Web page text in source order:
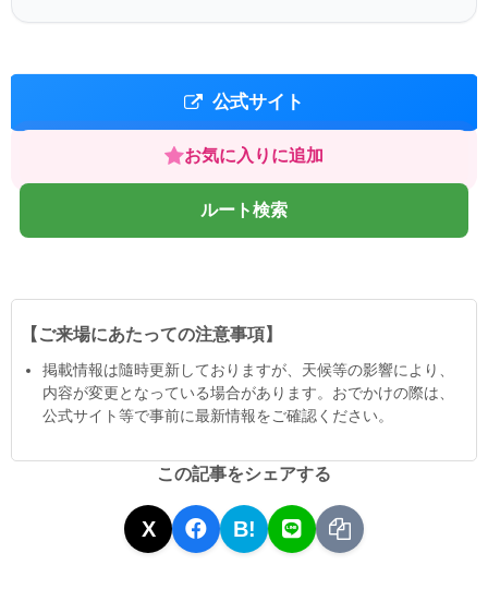
公式サイト
お気に入りに追加
ルート検索
【ご来場にあたっての注意事項】
掲載情報は隨時更新しておりますが、天候等の影響により、
内容が変更となっている場合があります。おでかけの際は、
公式サイト等で事前に最新情報をご確認ください。
この記事をシェアする
X B!